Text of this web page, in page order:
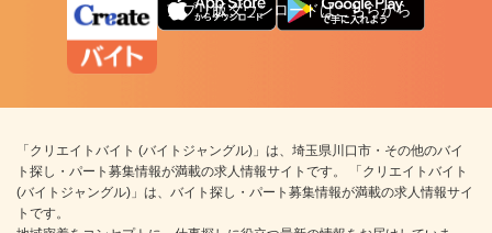
アプリ版ダウンロードはこちらから
「クリエイトバイト (バイトジャングル)」は、埼玉県川口市・その他のバイ
ト探し・パート募集情報が満載の求人情報サイトです。 「クリエイトバイト
(バイトジャングル)」は、バイト探し・パート募集情報が満載の求人情報サイ
トです。